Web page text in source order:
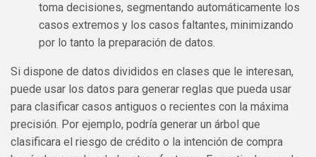
toma decisiones, segmentando automáticamente los
casos extremos y los casos faltantes, minimizando
por lo tanto la preparación de datos.
Si dispone de datos divididos en clases que le interesan,
puede usar los datos para generar reglas que pueda usar
para clasificar casos antiguos o recientes con la máxima
precisión. Por ejemplo, podría generar un árbol que
clasificara el riesgo de crédito o la intención de compra